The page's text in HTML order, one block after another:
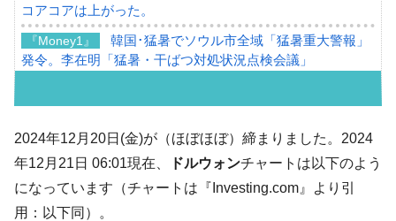
コアコアは上がった。
『Money1』
韓国･猛暑でソウル市全域「猛暑重大警報」
発令。李在明「猛暑・干ばつ対処状況点検会議」
07月販売台数は去年のほぼ半分「71台」しか売れなかっ
『Money1』
韓国「信用赦免を何回やっても、何回やっ
落！
2024年12月20日(金)が（ほぼほぼ）締まりました。2024
年12月21日 06:01現在、
ドルウォンチャートは以下のよう
になっています（チャートは『Investing.com』より引
用：以下同）。